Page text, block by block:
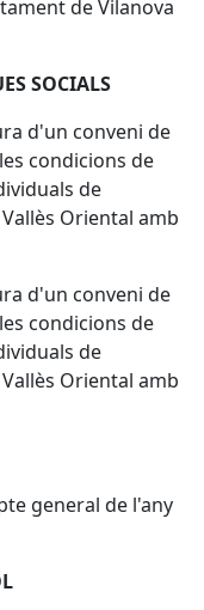
de Vilanova
SOCIALS
d'un conveni de
condicions de
de
Oriental amb
d'un conveni de
condicions de
de
Oriental amb
general de l'any